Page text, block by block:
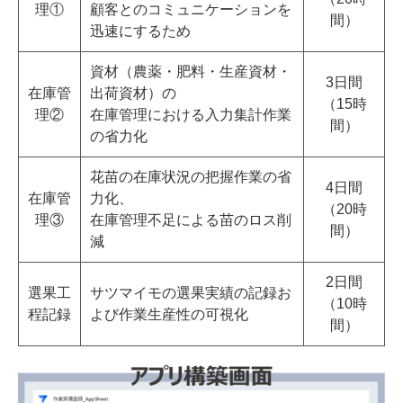
理①
顧客とのコミュニケーションを
迅速にするため
間）
在庫管
理②
資材（農薬・肥料・生産資材・
出荷資材）の
在庫管理における入力集計作業
の省力化
3日間
（15時
間）
在庫管
理③
花苗の在庫状況の把握作業の省
力化、
在庫管理不足による苗のロス削
減
4日間
（20時
間）
選果工
程記録
サツマイモの選果実績の記録お
よび作業生産性の可視化
2日間
（10時
間）